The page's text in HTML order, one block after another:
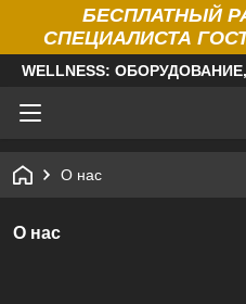
БЕСПЛАТНЫЙ
СПЕЦИАЛИСТА
WELLNESS:
О нас
О нас